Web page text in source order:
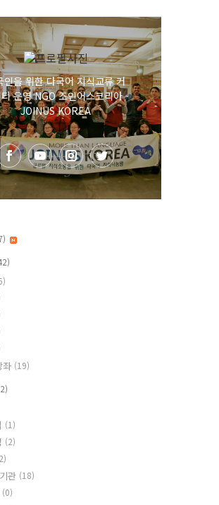
인을 위한 다국어 지식교류 커
운영 NGO 조인어스코리아 -
JOINUS KOREA
좌 (19)
(1)
(2)
관 (18)
(0)